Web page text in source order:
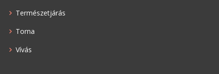
Természetjárás
Torna
Vívás